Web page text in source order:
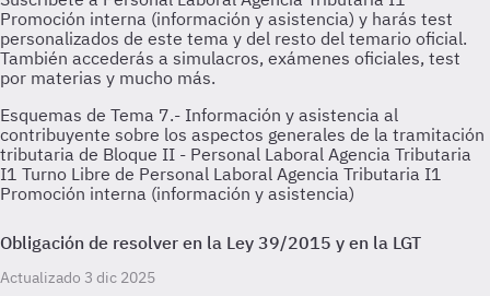
Esquemas de Tema 7.- Información y asistencia al
contribuyente sobre los aspectos generales de la tramitación
tributaria de Bloque II - Personal Laboral Agencia Tributaria
I1 Turno Libre de Personal Laboral Agencia Tributaria I1
Promoción interna (información y asistencia)
Obligación de resolver en la Ley 39/2015 y en la LGT
Actualizado 3 dic 2025